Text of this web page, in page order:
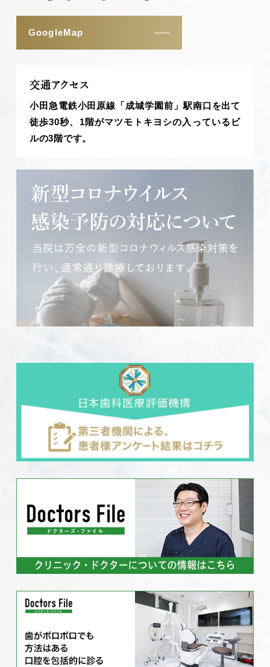
GoogleMap
交通アクセス
小田急電鉄小田原線「成城学園前」駅南口を出て
徒歩30秒、1階がマツモトキヨシの入っているビ
ルの3階です。